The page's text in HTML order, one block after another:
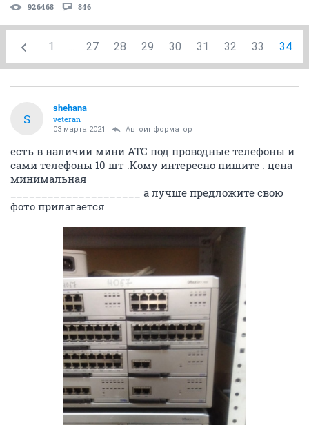
926468 846
1 ... 27 28 29 30 31 32 33 34
S
shehana
veteran
03 марта 2021 Автоинформатор
есть в наличии мини АТС под проводные телефоны и
сами телефоны 10 шт .Кому интересно пишите . цена
минимальная
_____________________ а лучше предложите свою
фото прилагается